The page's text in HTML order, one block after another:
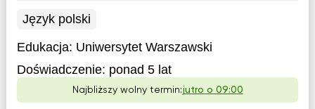
Język polski
Edukacja: Uniwersytet Warszawski
Doświadczenie: ponad 5 lat
Najbliższy wolny termin:jutro o 09:00